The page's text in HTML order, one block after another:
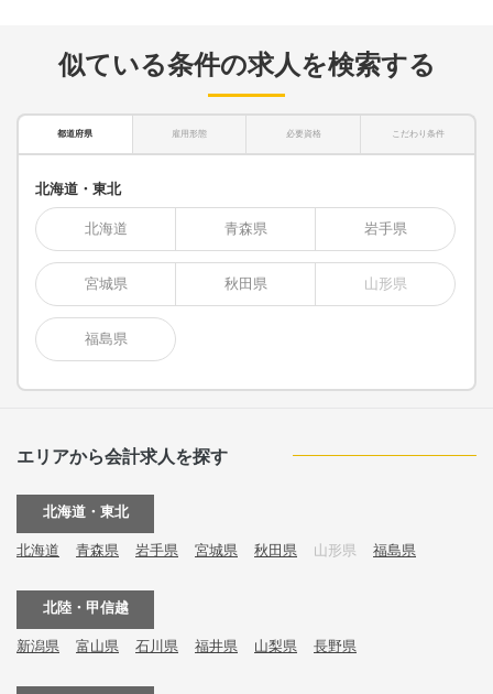
似ている条件の求人を検索する
都道府県 雇用形態 必要資格 こだわり条件
北海道・東北
北海道 青森県 岩手県
宮城県 秋田県 山形県
福島県
エリアから会計求人を探す
北海道・東北
北海道 青森県 岩手県 宮城県 秋田県 山形県 福島県
北陸・甲信越
新潟県 富山県 石川県 福井県 山梨県 長野県